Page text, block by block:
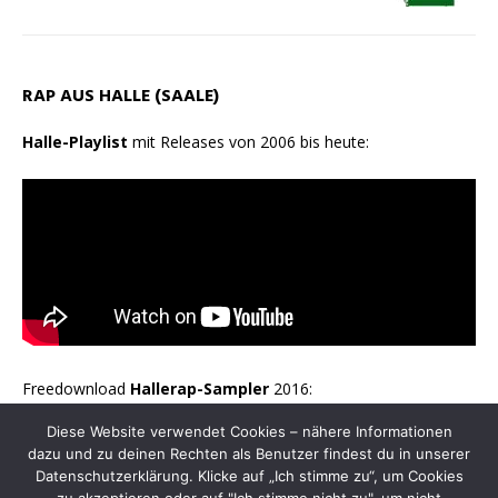
RAP AUS HALLE (SAALE)
Halle-Playlist mit Releases von 2006 bis heute:
Freedownload Hallerap-Sampler 2016:
Diese Website verwendet Cookies – nähere Informationen
dazu und zu deinen Rechten als Benutzer findest du in unserer
Datenschutzerklärung. Klicke auf „Ich stimme zu“, um Cookies